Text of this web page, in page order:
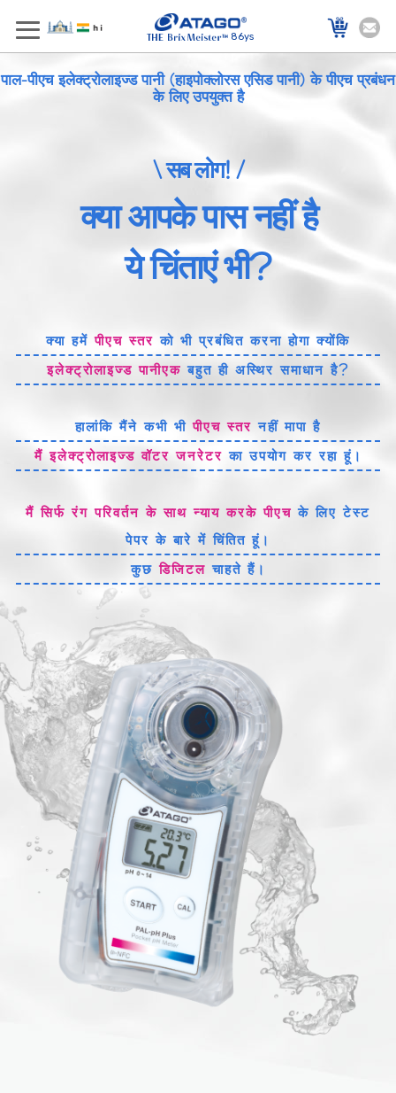
86ys
पाल-पीएच इलेक्ट्रोलाइज्ड पानी (हाइपोक्लोरस एसिड पानी) के पीएच प्रबंधन
के लिए उपयुक्त है
\ सब लोग! /
क्या आपके पास नहीं है
ये चिंताएं भी?
क्या हमेंपीएच स्तरको भी प्रबंधित करना होगा क्योंकि
इलेक्ट्रोलाइज्ड पानीएकबहुत ही अस्थिर समाधान है?
हालांकि मैंने कभी भीपीएच स्तरनहीं मापा है
मैं इलेक्ट्रोलाइज्ड वॉटर जनरेटरका उपयोग कर रहा हूं।
मैं सिर्फ रंग परिवर्तन के साथ न्याय करके पीएचके लिए टेस्ट
पेपर के बारे में चिंतित हूं।
कुछडिजिटलचाहते हैं।